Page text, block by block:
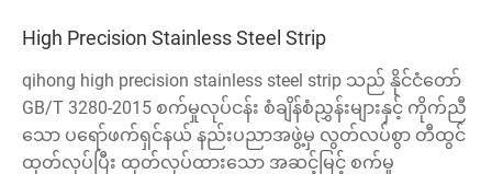
High Precision Stainless Steel Strip
qihong high precision stainless steel strip သည် နိုင်ငံတော်
GB/T 3280-2015 စက်မှုလုပ်ငန်း စံချိန်စံညွှန်းများနှင့် ကိုက်ညီ
သော ပရော်ဖက်ရှင်နယ် နည်းပညာအဖွဲ့မှ လွတ်လပ်စွာ တီထွင်
ထုတ်လုပ်ပြီး ထုတ်လုပ်ထားသော အဆင့်မြင့် စက်မှု